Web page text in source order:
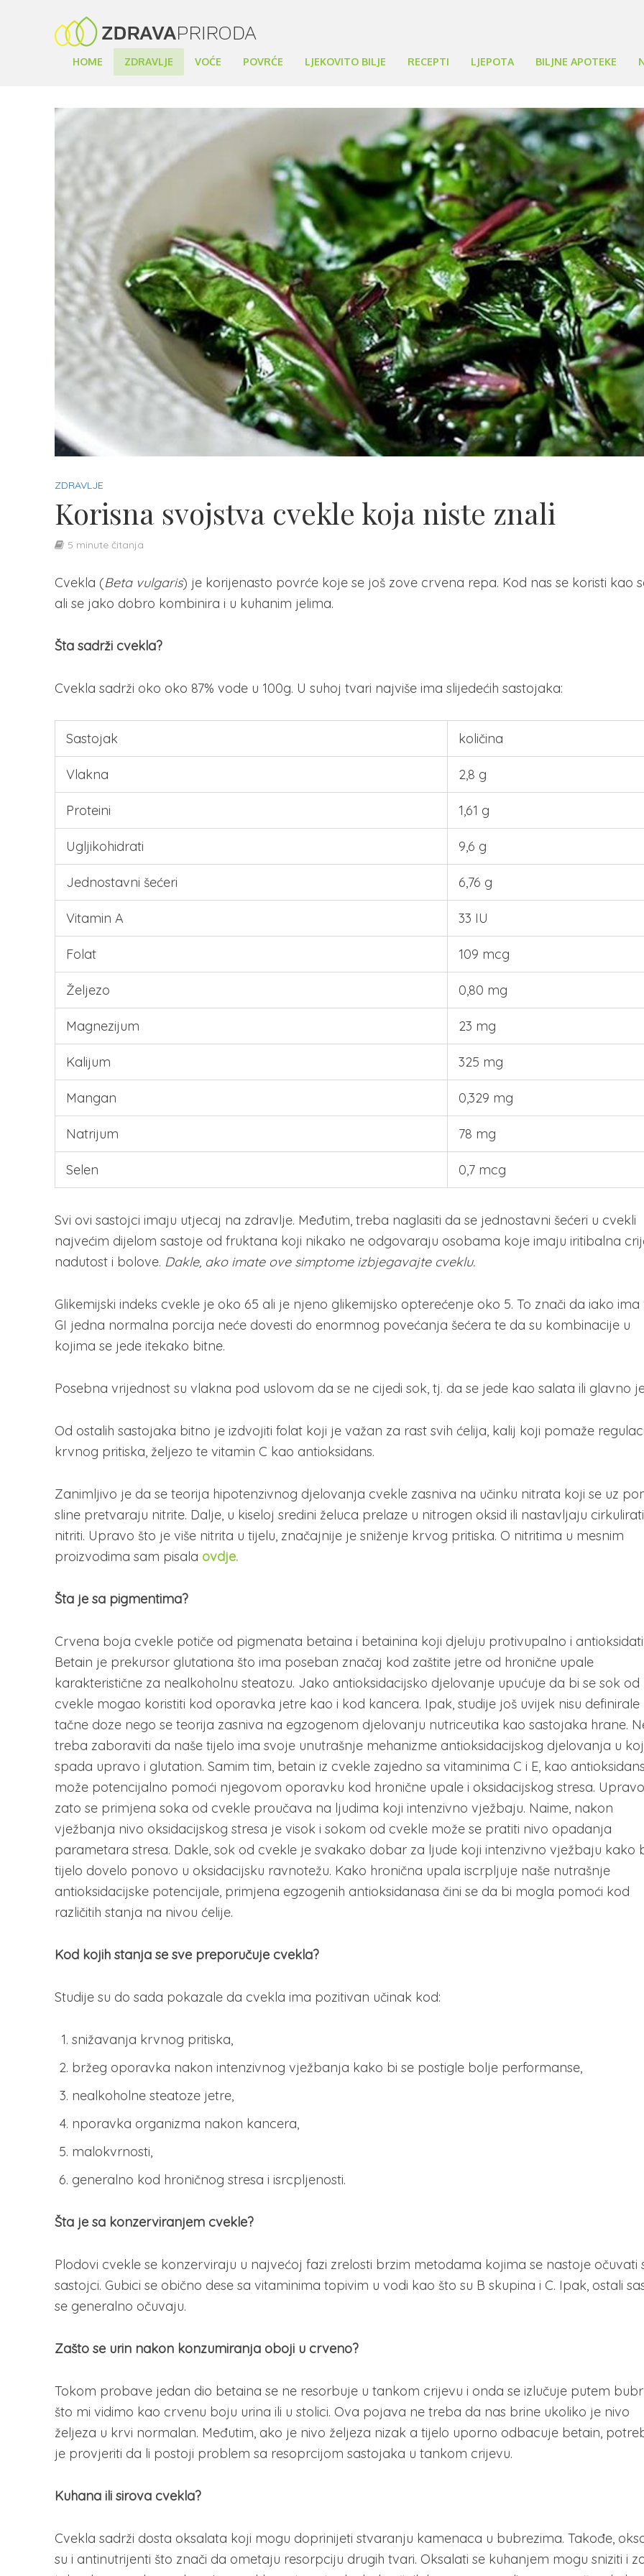
HOME ZDRAVLJE VOĆE POVRĆE LJEKOVITO BILJE RECEPTI LJEPOTA BILJNE APOTEKE
ZDRAVLJE
Korisna svojstva cvekle koja niste znali
5 minute čitanja
Cvekla (Beta vulgaris) je korijenasto povrće koje se još zove crvena repa. Kod nas se koristi kao
ali se jako dobro kombinira i u kuhanim jelima.
Šta sadrži cvekla?
Cvekla sadrži oko oko 87% vode u 100g. U suhoj tvari najviše ima slijedećih sastojaka:
Sastojak količina
Vlakna 2,8 g
Proteini 1,61 g
Ugljikohidrati 9,6 g
Jednostavni šećeri 6,76 g
Vitamin A 33 IU
Folat 109 mcg
Željezo 0,80 mg
Magnezijum 23 mg
Kalijum 325 mg
Mangan 0,329 mg
Natrijum 78 mg
Selen 0,7 mcg
Svi ovi sastojci imaju utjecaj na zdravlje. Međutim, treba naglasiti da se jednostavni šećeri u cvekli
najvećim dijelom sastoje od fruktana koji nikako ne odgovaraju osobama koje imaju iritibalna
nadutost i bolove. Dakle, ako imate ove simptome izbjegavajte cveklu.
Glikemijski indeks cvekle je oko 65 ali je njeno glikemijsko opterećenje oko 5. To znači da iako ima
GI jedna normalna porcija neće dovesti do enormnog povećanja šećera te da su kombinacije u
kojima se jede itekako bitne.
Posebna vrijednost su vlakna pod uslovom da se ne cijedi sok, tj. da se jede kao salata ili glavno
Od ostalih sastojaka bitno je izdvojiti folat koji je važan za rast svih ćelija, kalij koji pomaže
krvnog pritiska, željezo te vitamin C kao antioksidans.
Zanimljivo je da se teorija hipotenzivnog djelovanja cvekle zasniva na učinku nitrata koji se uz
sline pretvaraju nitrite. Dalje, u kiseloj sredini želuca prelaze u nitrogen oksid ili nastavljaju
nitriti. Upravo što je više nitrita u tijelu, značajnije je sniženje krvog pritiska. O nitritima u mesnim
proizvodima sam pisala ovdje.
Šta je sa pigmentima?
Crvena boja cvekle potiče od pigmenata betaina i betainina koji djeluju protivupalno i
Betain je prekursor glutationa što ima poseban značaj kod zaštite jetre od hronične upale
karakteristične za nealkoholnu steatozu. Jako antioksidacijsko djelovanje upućuje da bi se sok od
cvekle mogao koristiti kod oporavka jetre kao i kod kancera. Ipak, studije još uvijek nisu definirale
tačne doze nego se teorija zasniva na egzogenom djelovanju nutriceutika kao sastojaka hrane.
treba zaboraviti da naše tijelo ima svoje unutrašnje mehanizme antioksidacijskog djelovanja u
spada upravo i glutation. Samim tim, betain iz cvekle zajedno sa vitaminima C i E, kao
može potencijalno pomoći njegovom oporavku kod hronične upale i oksidacijskog stresa. Upravo
zato se primjena soka od cvekle proučava na ljudima koji intenzivno vježbaju. Naime, nakon
vježbanja nivo oksidacijskog stresa je visok i sokom od cvekle može se pratiti nivo opadanja
parametara stresa. Dakle, sok od cvekle je svakako dobar za ljude koji intenzivno vježbaju kako
tijelo dovelo ponovo u oksidacijsku ravnotežu. Kako hronična upala iscrpljuje naše nutrašnje
antioksidacijske potencijale, primjena egzogenih antioksidanasa čini se da bi mogla pomoći kod
različitih stanja na nivou ćelije.
Kod kojih stanja se sve preporučuje cvekla?
Studije su do sada pokazale da cvekla ima pozitivan učinak kod:
snižavanja krvnog pritiska,
bržeg oporavka nakon intenzivnog vježbanja kako bi se postigle bolje performanse,
nealkoholne steatoze jetre,
nporavka organizma nakon kancera,
malokvrnosti,
generalno kod hroničnog stresa i isrcpljenosti.
Šta je sa konzerviranjem cvekle?
Plodovi cvekle se konzerviraju u najvećoj fazi zrelosti brzim metodama kojima se nastoje očuvati
sastojci. Gubici se obično dese sa vitaminima topivim u vodi kao što su B skupina i C. Ipak, ostali
se generalno očuvaju.
Zašto se urin nakon konzumiranja oboji u crveno?
Tokom probave jedan dio betaina se ne resorbuje u tankom crijevu i onda se izlučuje putem
što mi vidimo kao crvenu boju urina ili u stolici. Ova pojava ne treba da nas brine ukoliko je nivo
željeza u krvi normalan. Međutim, ako je nivo željeza nizak a tijelo uporno odbacuje betain,
je provjeriti da li postoji problem sa resoprcijom sastojaka u tankom crijevu.
Kuhana ili sirova cvekla?
Cvekla sadrži dosta oksalata koji mogu doprinijeti stvaranju kamenaca u bubrezima. Takođe,
su i antinutrijenti što znači da ometaju resorpciju drugih tvari. Oksalati se kuhanjem mogu sniziti i